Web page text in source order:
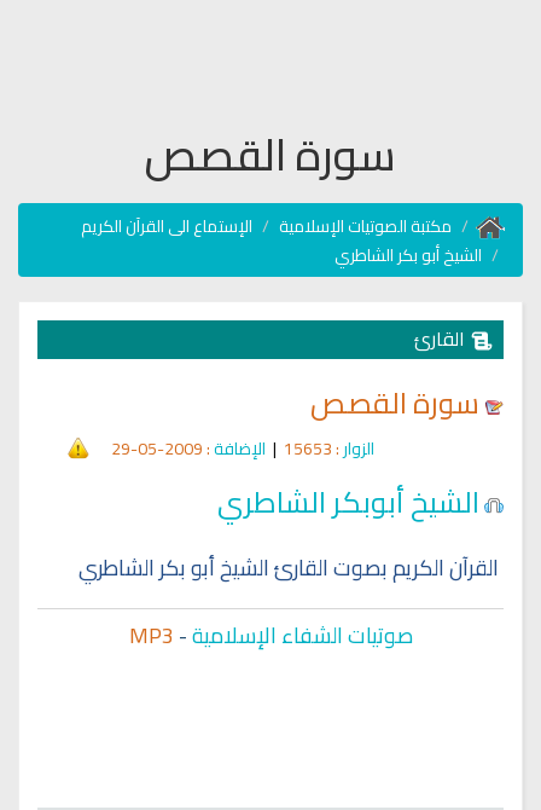
سورة القصص
مكتبة الصوتيات الإسلامية
الإستماع الى القرآن الكريم
الشيخ أبو بكر الشاطري
القارئ
سورة القصص
الزوار: 15653
| الإضافة: 2009-05-29
الشيخ أبوبكر الشاطري
القرآن الكريم بصوت القارئ الشيخ أبو بكر الشاطري
صوتيات الشفاء الإسلامية-
MP3